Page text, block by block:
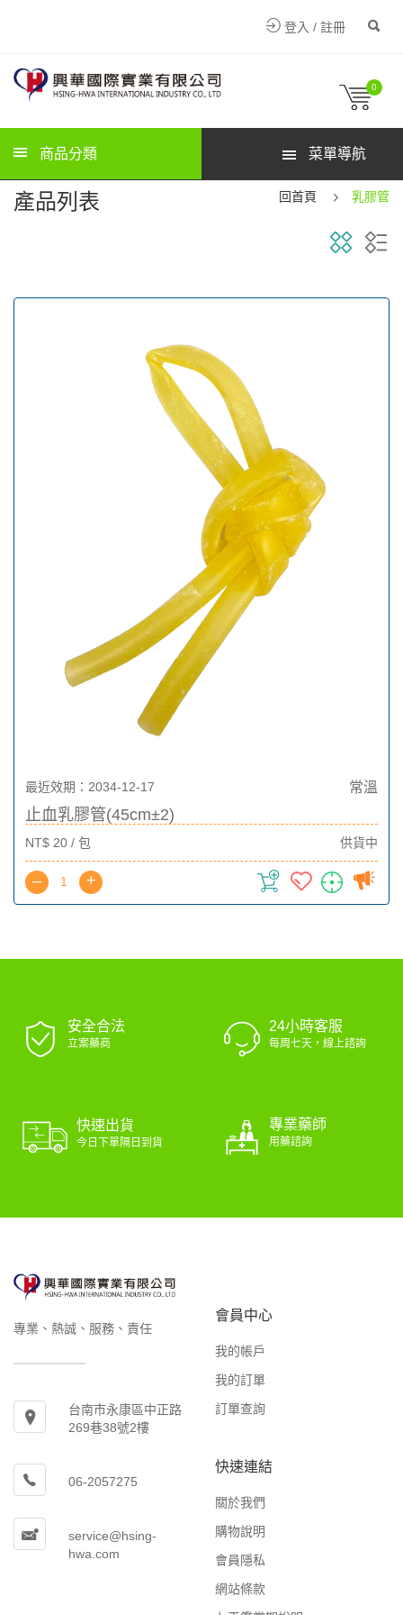
登入 / 註冊
0
商品分類 菜單導航
產品列表 回首頁 乳膠管
最近效期：2034-12-17 常溫
止血乳膠管(45cm±2)
NT$ 20 / 包 供貨中
– +
安全合法
立案藥商
24小時客服
每周七天，線上諮詢
快速出貨
今日下單隔日到貨
專業藥師
用藥諮詢
專業、熱誠、服務、責任
台南市永康區中正路
269巷38號2樓
06-2057275
service@hsing-
hwa.com
會員中心
我的帳戶
我的訂單
訂單查詢
快速連結
關於我們
購物說明
會員隱私
網站條款